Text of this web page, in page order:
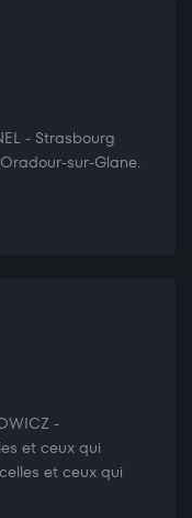
- Strasbourg
sur-Glane.
-
et ceux qui
et ceux qui